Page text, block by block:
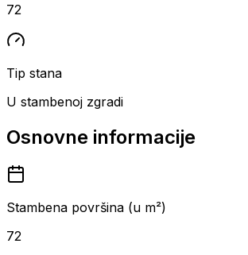
72
Tip stana
U stambenoj zgradi
Osnovne informacije
Stambena površina (u m²)
72